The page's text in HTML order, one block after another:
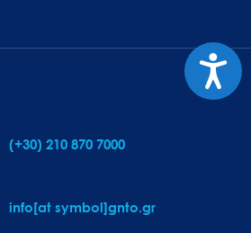
(+30) 210 870 7000
info[at symbol]gnto.gr